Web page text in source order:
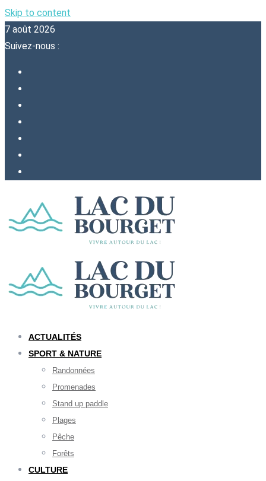
Skip to content
7 août 2026
Suivez-nous :
ACTUALITÉS
SPORT & NATURE
Randonnées
Promenades
Stand up paddle
Plages
Pêche
Forêts
CULTURE